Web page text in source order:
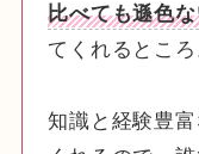
比べても遜色
てくれるところ
知識と経験豊